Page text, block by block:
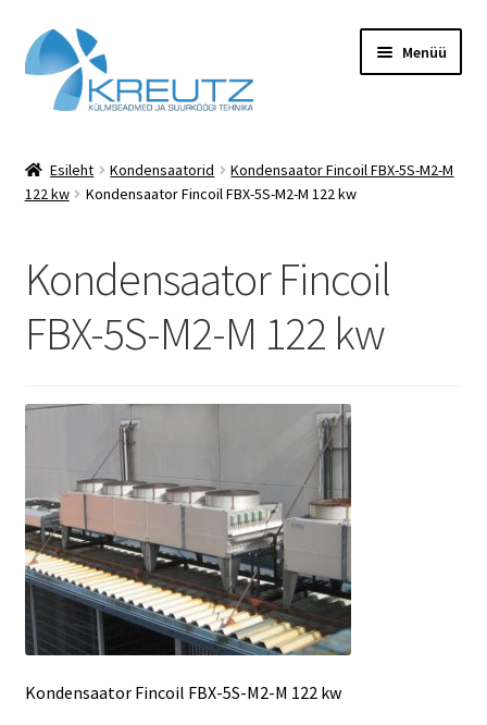
Liigu
navigeerimisele
Liigu
sisu
juurde
Menüü
Hooldus
Rent
Teenused
Transport
siseveeb
Ostukorv
Esileht Kondensaatorid
Kondensaator Fincoil FBX-5S-M2-M
122 kw
Kondensaator Fincoil FBX-5S-M2-M 122 kw
Kondensaator Fincoil
FBX-5S-M2-M 122 kw
Kondensaator Fincoil FBX-5S-M2-M 122 kw